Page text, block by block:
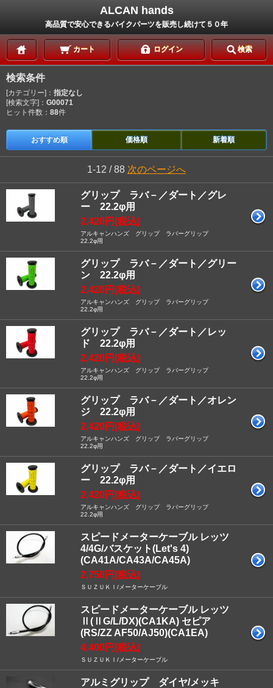
ALCAN hands
高品質で安心できるバイクパーツを販売し続けて５０年
カート ログイン 検索
検索条件
[カテゴリー]： 指定なし
[検索文字]： G00071
ヒット件数： 88件
おすすめ順 価格順 新着順
1-12 / 88 次のページへ
グリップ ラバ－／ダート／グレ
ー 22.2φ用
2,420円(税込)
アルキャンハンズ グリップ ラバーグリップ
22.2φ用
グリップ ラバ－／ダート／グリー
ン 22.2φ用
2,420円(税込)
アルキャンハンズ グリップ ラバーグリップ
22.2φ用
グリップ ラバ－／ダート／レッ
ド 22.2φ用
2,420円(税込)
アルキャンハンズ グリップ ラバーグリップ
22.2φ用
グリップ ラバ－／ダート／オレン
ジ 22.2φ用
2,420円(税込)
アルキャンハンズ グリップ ラバーグリップ
22.2φ用
グリップ ラバ－／ダート／イエロ
ー 22.2φ用
2,420円(税込)
アルキャンハンズ グリップ ラバーグリップ
22.2φ用
スピードメーターケーブル レッツ
4/4G/バスケット(Let's 4)
(CA41A/CA43A/CA45A)
2,750円(税込)
ＳＵＺＵＫＩ/メーターケーブル
スピードメーターケーブル レッツ
Ⅱ(ⅡG/L/DX)(CA1KA) セピア
(RS/ZZ AF50/AJ50)(CA1EA)
4,400円(税込)
ＳＵＺＵＫＩ/メーターケーブル
アルミグリップ ダイヤ/メッキ